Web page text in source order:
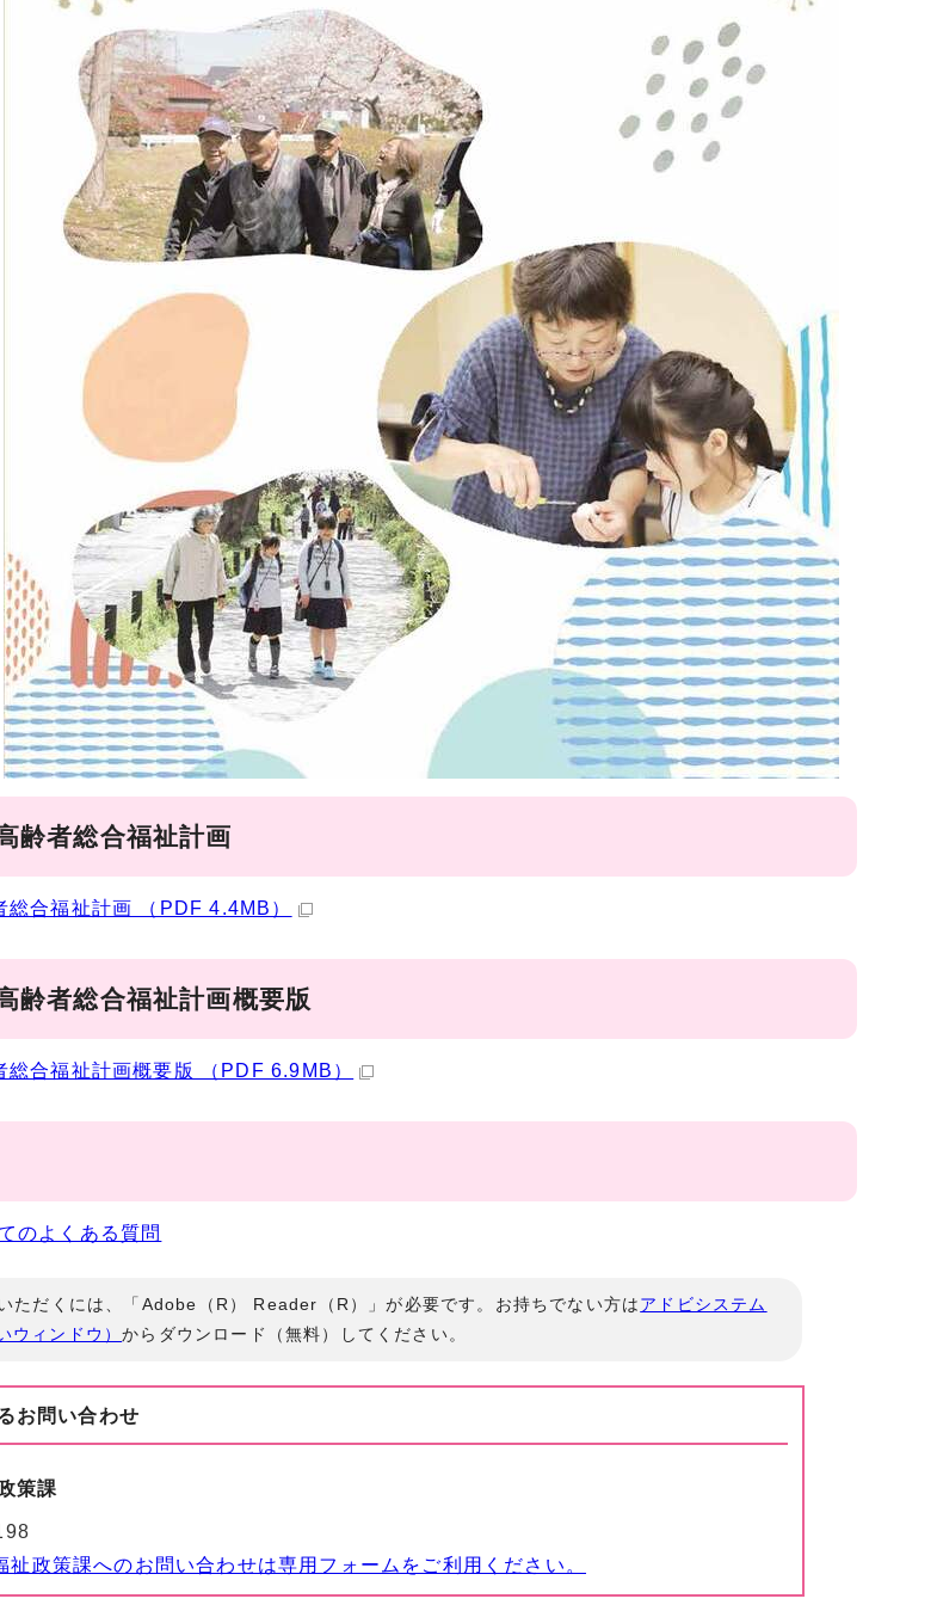
者総合福祉計画
合福祉計画 （PDF 4.4MB）
者総合福祉計画概要版
合福祉計画概要版 （PDF 6.9MB）
のよくある質問
ただくには、「Adobe（R） Reader（R）」が必要です。お持ちでない方はアドビシステム
ウィンドウ）からダウンロード（無料）してください。
お問い合わせ
策課
政策課へのお問い合わせは専用フォームをご利用ください。